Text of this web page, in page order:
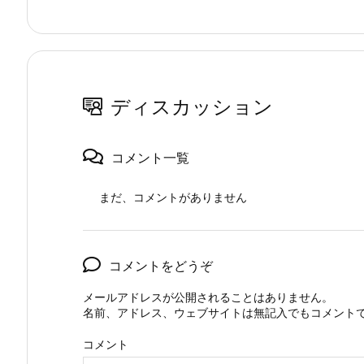
ディスカッション
コメント一覧
まだ、コメントがありません
コメントをどうぞ
メールアドレスが公開されることはありません。
名前、アドレス、ウェブサイトは無記入でもコメント
コメント